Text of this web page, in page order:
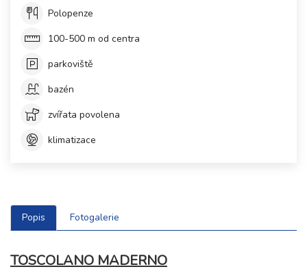
Polopenze
100-500 m od centra
parkoviště
bazén
zvířata povolena
klimatizace
Popis Fotogalerie
TOSCOLANO MADERNO